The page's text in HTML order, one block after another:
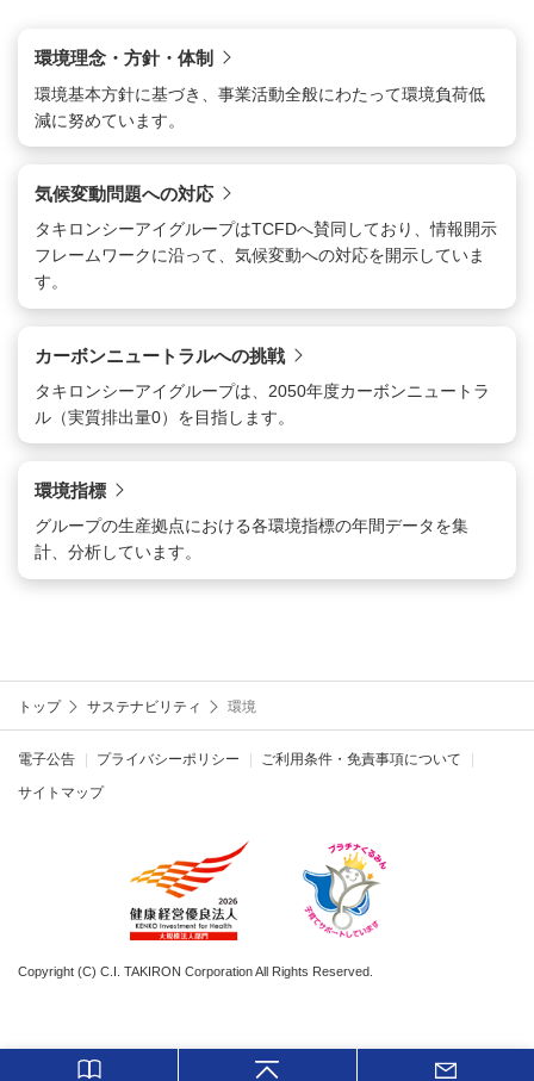
環境理念・方針・体制
環境基本方針に基づき、事業活動全般にわたって環境負荷低
減に努めています。
気候変動問題への対応
タキロンシーアイグループはTCFDへ賛同しており、情報開示
フレームワークに沿って、気候変動への対応を開示していま
す。
カーボンニュートラルへの挑戦
タキロンシーアイグループは、2050年度カーボンニュートラ
ル（実質排出量0）を目指します。
環境指標
グループの生産拠点における各環境指標の年間データを集
計、分析しています。
トップ サステナビリティ 環境
電子公告 プライバシーポリシー
ご利用条件・免責事項について
サイトマップ
Copyright (C) C.I. TAKIRON Corporation All Rights Reserved.